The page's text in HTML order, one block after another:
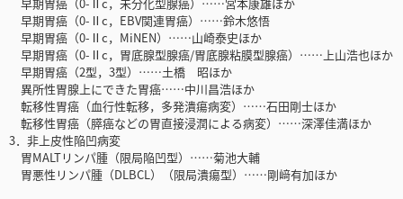
早期胃癌（0-Ⅱc，EBV関連胃癌）……鈴木悠悟
早期胃癌（0-Ⅱc，MiNEN）……山崎泰史ほか
早期胃癌（0-Ⅱc，胃底腺型腺癌/胃底腺粘膜型腺癌）……上山浩也ほか
早期胃癌（2型，3型）……土橋 昭ほか
異所性胃腺上にできた胃癌……中川昌浩ほか
転移性胃癌（血行性転移，多発潰瘍病変）……石田剛士ほか
転移性胃癌（膵癌などの胃直接浸潤による病変）……深澤佳満ほか
3．非上皮性陥凹病変
胃MALTリンパ腫（限局陥凹型）……菊池大輔
胃悪性リンパ腫（DLBCL）（限局潰瘍型）……剛﨑有加ほか